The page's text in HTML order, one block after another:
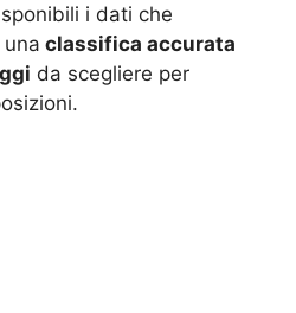
i dati che
classifica accurata
da scegliere per